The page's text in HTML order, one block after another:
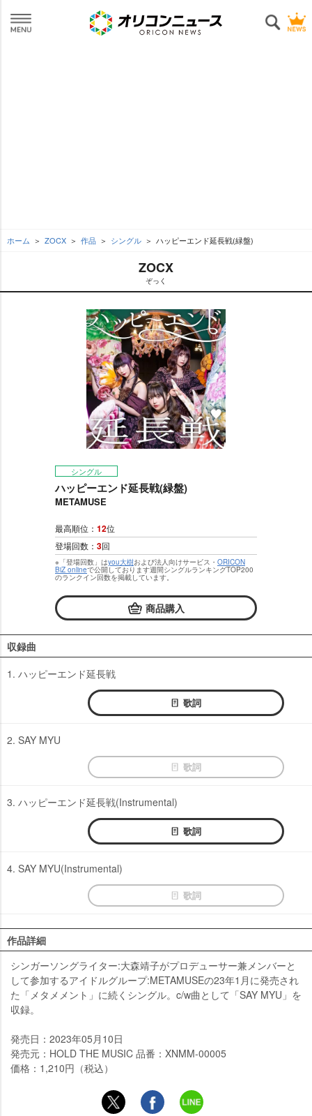
ホーム ZOCX 作品 シングル ハッピーエンド延長戦(緑盤)
ZOCX
ぞっく
シングル
ハッピーエンド延長戦(緑盤)
METAMUSE
最高順位： 12位
登場回数： 3回
※「登場回数」はyou大樹および法人向けサービス・ ORICON
BiZ onlineで公開しております週間シングルランキングTOP200
のランクイン回数を掲載しています。
商品購入
収録曲
1. ハッピーエンド延長戦
歌詞
2. SAY MYU
歌詞
3. ハッピーエンド延長戦(Instrumental)
歌詞
4. SAY MYU(Instrumental)
歌詞
作品詳細
シンガーソングライター:大森靖子がプロデューサー兼メンバーと
して参加するアイドルグループ:METAMUSEの23年1月に発売され
た「メタメメント」に続くシングル。c/w曲として「SAY MYU」を
収録。
発売日：2023年05月10日
発売元：HOLD THE MUSIC 品番：XNMM-00005
価格：1,210円（税込）